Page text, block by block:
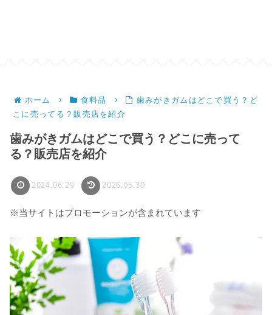
ホーム 食料品
歯みがきガムはどこで買う？ど
こに売ってる？販売店を紹介
歯みがきガムはどこで買う？どこに売って
る？販売店を紹介
2024.06.29 2026.05.30
※当サイトはプロモーションが含まれています